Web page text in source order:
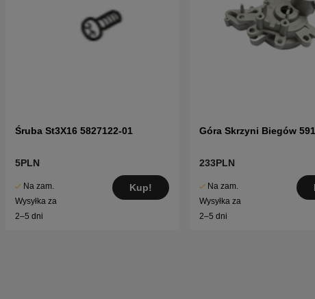
Śruba St3X16 5827122-01
5PLN
Na zam.
Wysyłka za
2–5 dni
Kup!
Góra Skrzyni Biegów
233PLN
Na zam.
Wysyłka za
2–5 dni